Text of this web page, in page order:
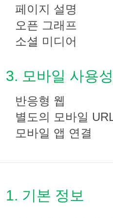
페이지 설명
오픈 그래프
소셜 미디어
3. 모바일 사용성
반응형 웹
별도의 모바일
모바일 앱 연결
1. 기본 정보